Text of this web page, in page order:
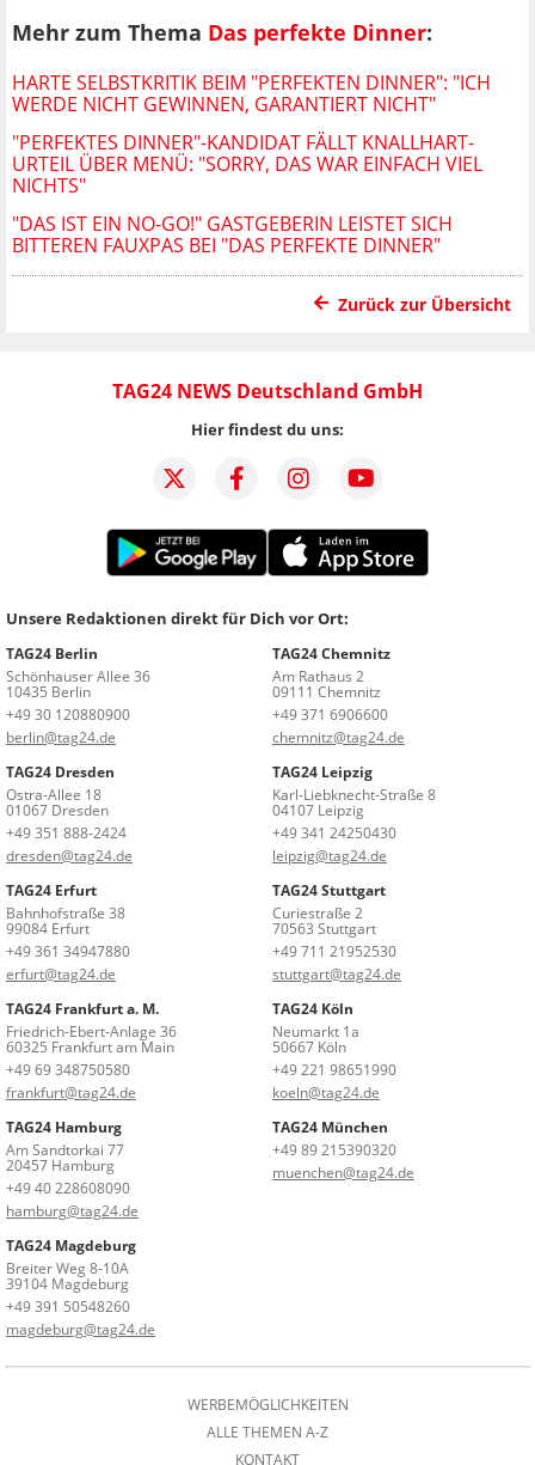
Mehr zum Thema Das perfekte Dinner:
HARTE SELBSTKRITIK BEIM "PERFEKTEN DINNER": "ICH
WERDE NICHT GEWINNEN, GARANTIERT NICHT"
"PERFEKTES DINNER"-KANDIDAT FÄLLT KNALLHART-
URTEIL ÜBER MENÜ: "SORRY, DAS WAR EINFACH VIEL
NICHTS"
"DAS IST EIN NO-GO!" GASTGEBERIN LEISTET SICH
BITTEREN FAUXPAS BEI "DAS PERFEKTE DINNER"
Zurück zur Übersicht
TAG24 NEWS Deutschland GmbH
Hier findest du uns:
Unsere Redaktionen direkt für Dich vor Ort:
TAG24 Berlin
Schönhauser Allee 36
10435 Berlin
+49 30 120880900
berlin@tag24.de
TAG24 Chemnitz
Am Rathaus 2
09111 Chemnitz
+49 371 6906600
chemnitz@tag24.de
TAG24 Dresden
Ostra-Allee 18
01067 Dresden
+49 351 888-2424
dresden@tag24.de
TAG24 Leipzig
Karl-Liebknecht-Straße 8
04107 Leipzig
+49 341 24250430
leipzig@tag24.de
TAG24 Erfurt
Bahnhofstraße 38
99084 Erfurt
+49 361 34947880
erfurt@tag24.de
TAG24 Stuttgart
Curiestraße 2
70563 Stuttgart
+49 711 21952530
stuttgart@tag24.de
TAG24 Frankfurt a. M.
Friedrich-Ebert-Anlage 36
60325 Frankfurt am Main
+49 69 348750580
frankfurt@tag24.de
TAG24 Köln
Neumarkt 1a
50667 Köln
+49 221 98651990
koeln@tag24.de
TAG24 Hamburg
Am Sandtorkai 77
20457 Hamburg
+49 40 228608090
hamburg@tag24.de
TAG24 München
+49 89 215390320
muenchen@tag24.de
TAG24 Magdeburg
Breiter Weg 8-10A
39104 Magdeburg
+49 391 50548260
magdeburg@tag24.de
WERBEMÖGLICHKEITEN
ALLE THEMEN A-Z
KONTAKT